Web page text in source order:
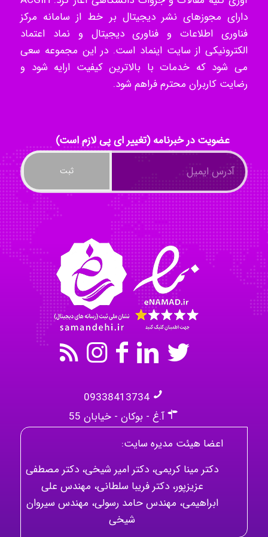
akhtar shahsavandi
kimiya zirakpoor
Nazaninkarkon
Omid
Mehrab
دارای مجوزهای نشر دیجیتال بر خط از سامانه مرکز
فناوری اطلاعات و فناوری دیجیتال و نماد اعتماد
الکترونیکی از سایت اینماد است. در این مجموعه سعی
می شود که خدمات با بالاترین کیفیت ارایه شود و
رضایت کاربران محترم فراهم شود.
عضویت در خبرنامه (تغییر ای پی لازم است)
09338413734
آ.غ - بوکان - خیابان 55
اعضا هیئت مدیره سایت:
دکتر مینا کریمی، دکتر امیر شیخی، دکتر مصطفی
عزیزپور، دکتر فریبا سلطانی، مهندس علی
ابراهیمی، مهندس حامد رسولی، مهندس سیروان
شیخی